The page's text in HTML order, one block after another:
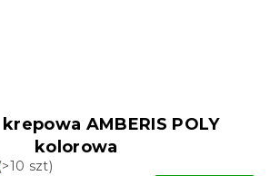
AMBERIS POLY
kolorowa
(>10 szt)